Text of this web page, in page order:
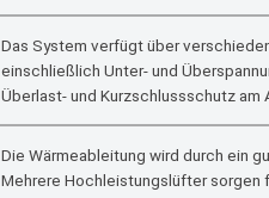
Das System verfügt über
einschließlich Unter- und
Überlast- und Kurzschlussschutz
Die Wärmeableitung wird durch ein
Mehrere Hochleistungslüfter sorgen